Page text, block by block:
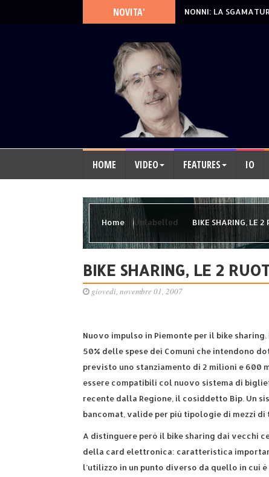
NOVITA' NONNI: LA
HOME VIDEO FEATURES IO
Home Unlabelled BIKE SHARING, LE 2
BIKE SHARING, LE 2
giovedì, novembre 01, 2007
Nuovo impulso in Piemonte per il bike
50% delle spese dei Comuni che intendono
previsto uno stanziamento di 2 milioni e 600
essere compatibili col nuovo sistema di
recente dalla Regione, il cosiddetto Bip. Un
bancomat, valide per più tipologie di mezzi di
A distinguere però il bike sharing dai vecchi
della card elettronica: caratteristica
l’utilizzo in un punto diverso da quello in cui